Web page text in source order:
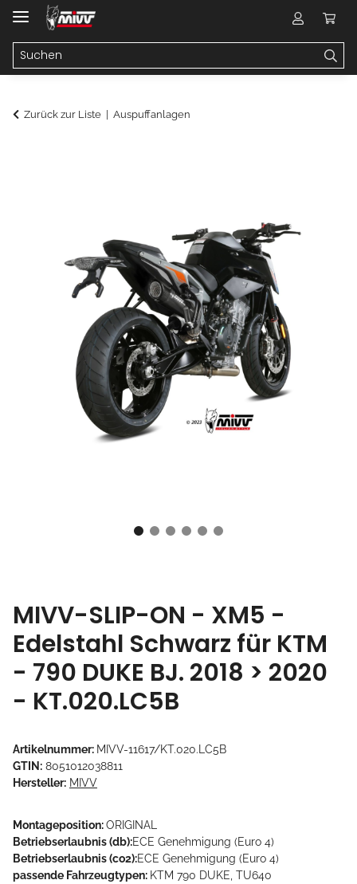
Zurück zur Liste Auspuffanlagen
MIVV-SLIP-ON - XM5 -
Edelstahl Schwarz für KTM
- 790 DUKE BJ. 2018 > 2020
- KT.020.LC5B
Artikelnummer: MIVV-11617/KT.020.LC5B
GTIN: 8051012038811
Hersteller: MIVV
Montageposition:ORIGINAL
Betriebserlaubnis (db):ECE Genehmigung (Euro 4)
Betriebserlaubnis (co2):ECE Genehmigung (Euro 4)
passende Fahrzeugtypen: KTM 790 DUKE, TU640